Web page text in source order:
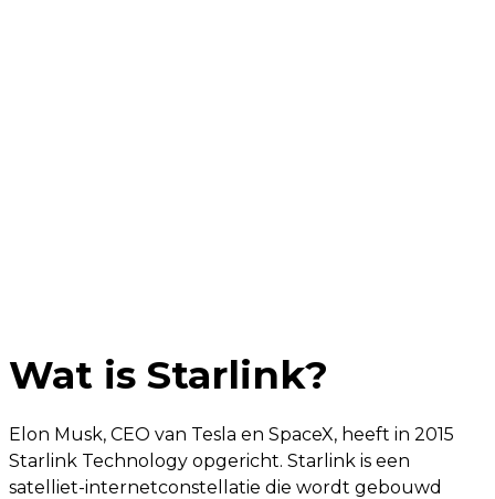
Wat is Starlink?
Elon Musk, CEO van Tesla en SpaceX, heeft in 2015
Starlink Technology opgericht. Starlink is een
satelliet-internetconstellatie die wordt gebouwd